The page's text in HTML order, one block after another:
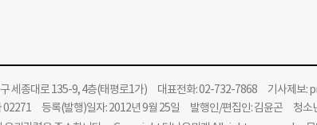
세종대로 135-9, 4층(태평로1가) 대표전화: 02-732-7868 기사제보:
02271 등록(발행)일자: 2012년 9월 25일 발행인/편집인: 김윤곤 청소